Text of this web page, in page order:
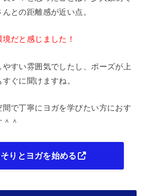
との距離感が近い点。
だと感じました！
すい雰囲気でしたし、ポーズが上
ぐに聞けますね。
間で丁寧にヨガを学びたい方におす
＾
りとヨガを始める